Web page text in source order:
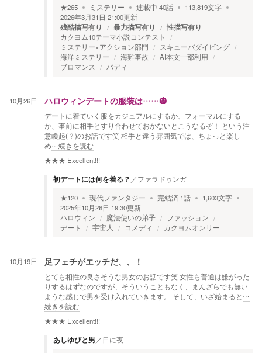
★265 ミステリー 連載中 40話 113,819文字
2026年3月31日 21:00更新
残酷描写有り 暴力描写有り 性描写有り
カクヨム10テーマ小説コンテスト
ミステリー×アクション部門
スキューバダイビング
海洋ミステリー
海難事故
AI本文一部利用
ブロマンス
バディ
10月26日 ハロウィンデートの服装は……🎃
デートに着ていく服をカジュアルにするか、フォーマルにする
か、事前に相手とすり合わせておかないとこうなるぞ！ という注
意喚起(？)のお話です笑 相手と違う雰囲気では、ちょっと楽し
め…続きを読む
★★★ Excellent!!!
初デートには何を着る？ ／ファラドゥンガ
★120 現代ファンタジー 完結済 1話 1,603文字
2025年10月26日 19:30更新
ハロウィン
魔法使いの弟子
ファッション
デート
宇宙人 コメディ カクヨムオンリー
10月19日 足フェチがエッチだ、、！
とても相性の良さそうな男女のお話です笑 女性も普通は嫌がった
りするはずなのですが、そういうこともなく、まんざらでも無い
ような感じで男を受け入れていきます。 そして、いざ始まると …
続きを読む
★★★ Excellent!!!
あしゆびと男 ／ 日に夜